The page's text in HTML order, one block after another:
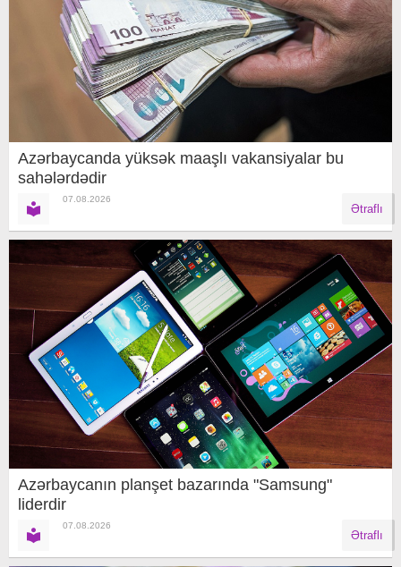
Azərbaycanda yüksək maaşlı vakansiyalar bu
sahələrdədir
07.08.2026
Ətraflı
Azərbaycanın planşet bazarında "Samsung"
liderdir
07.08.2026
Ətraflı